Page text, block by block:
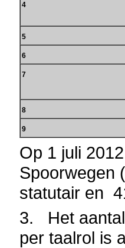
4
5
6
7
8
9
Op 1 juli
Spoorwegen
statutair en
3. Het aantal
per taalrol is